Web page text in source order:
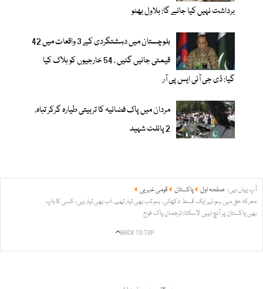
برداشت نہیں کیا جائے گا: بلاول بھٹو
بلوچستان میں دہشتگردی کے 3 واقعات میں 42
قیمتی جانیں گئیں ، 54 خارجیوں کو ہلاک کیا
گیا: ڈی جی آئی ایس پی آر
مردان میں پاک فضائیہ کا تربیتی طیارہ گرکر تباہ،
2 پائلٹ شہید
آپ یہاں ہیں: صفحہ اول پاکستان
قومی خبریں
معرکہ حق میں ہم نے ایک قسط دکھائی، ہم تب بھی تیار تھے، اب بھی تیار ہیں، کسی کا باپ
بھی پاکستان پر آنچ نہیں لاسکتا: ترجمان پاک فوج
BACK TO TOP